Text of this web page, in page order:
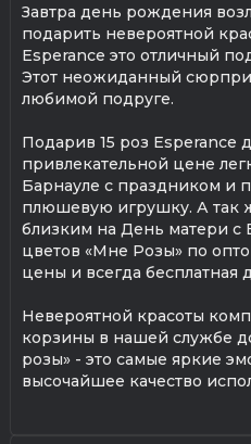
Завтра день рождения
подарить невероятной
Esperance это отличный
Этот неожиданный
любимой подруге.
Подарив 15 роз Esperance
привлекательной цене
Барнауле с праздником и
плюшевую игрушку. А так
близким на День матери с
цветов «Мне Розы» по
цены и всегда бесплатная
Невероятной красоты
корзины в нашей службе
розы» - это самые яркие
высочайшее качество